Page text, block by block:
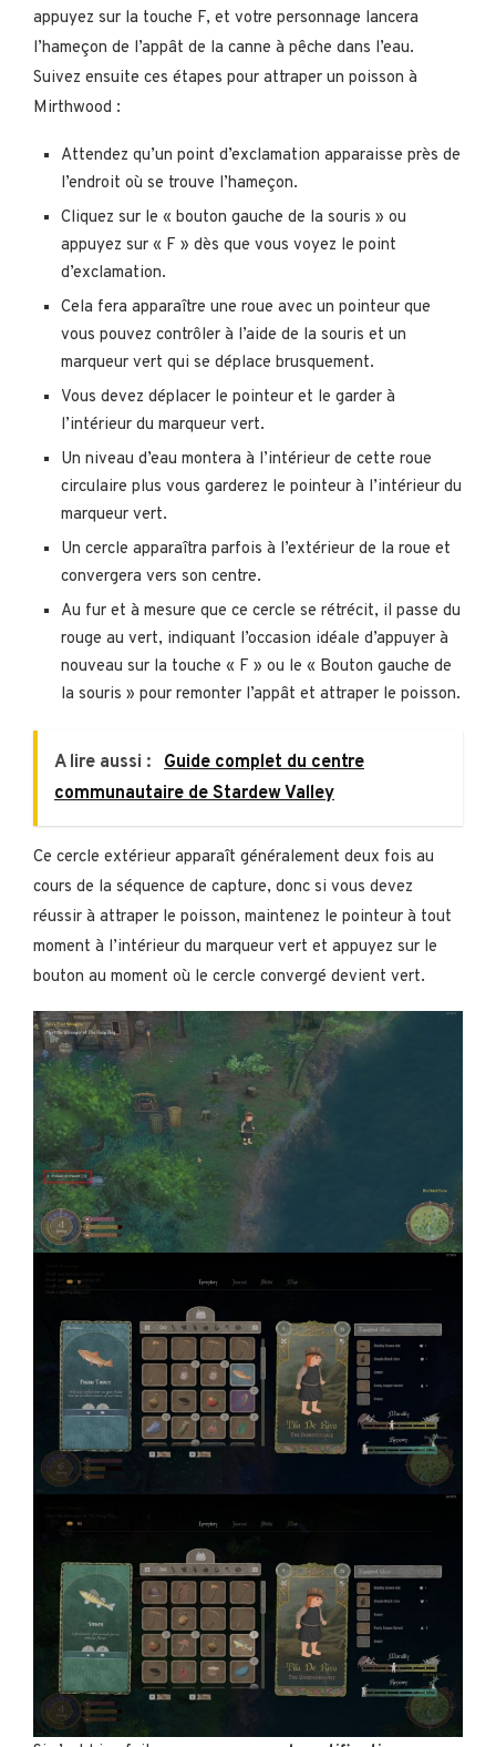
appuyez sur la touche F, et votre personnage lancera
l’hameçon de l’appât de la canne à pêche dans l’eau.
Suivez ensuite ces étapes pour attraper un poisson à
Mirthwood :
Attendez qu’un point d’exclamation apparaisse près de
l’endroit où se trouve l’hameçon.
Cliquez sur le « bouton gauche de la souris » ou
appuyez sur « F » dès que vous voyez le point
d’exclamation.
Cela fera apparaître une roue avec un pointeur que
vous pouvez contrôler à l’aide de la souris et un
marqueur vert qui se déplace brusquement.
Vous devez déplacer le pointeur et le garder à
l’intérieur du marqueur vert.
Un niveau d’eau montera à l’intérieur de cette roue
circulaire plus vous garderez le pointeur à l’intérieur du
marqueur vert.
Un cercle apparaîtra parfois à l’extérieur de la roue et
convergera vers son centre.
Au fur et à mesure que ce cercle se rétrécit, il passe du
rouge au vert, indiquant l’occasion idéale d’appuyer à
nouveau sur la touche « F » ou le « Bouton gauche de
la souris » pour remonter l’appât et attraper le poisson.
A lire aussi :
Guide complet du centre
communautaire de Stardew Valley
Ce cercle extérieur apparaît généralement deux fois au
cours de la séquence de capture, donc si vous devez
réussir à attraper le poisson, maintenez le pointeur à tout
moment à l’intérieur du marqueur vert et appuyez sur le
bouton au moment où le cercle convergé devient vert.